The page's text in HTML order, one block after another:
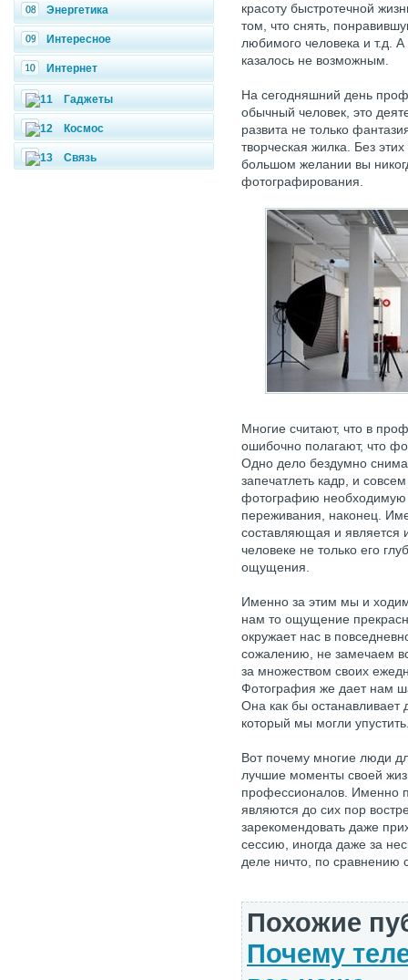
Энергетика
Интересное
Интернет
Гаджеты
Космос
Связь
красоту быстротечной
том, что снять,
любимого человека и т.д.
казалось не возможным.
На сегодняшний день
обычный человек, это
развита не только
творческая жилка. Без
большом желании вы
фотографирования.
Многие считают, что в
ошибочно полагают, что
Одно дело бездумно
запечатлеть кадр, и
фотографию необходимую
переживания, наконец.
составляющая и является
человеке не только его
ощущения.
Именно за этим мы и
нам то ощущение
окружает нас в
сожалению, не замечаем
за множеством своих
Фотография же дает нам
Она как бы останавливает
который мы могли
Вот почему многие люди
лучшие моменты своей
профессионалов. Именно
являются до сих пор
зарекомендовать даже
сессию, иногда даже за
деле ничто, по сравнению
Похожие
Почему